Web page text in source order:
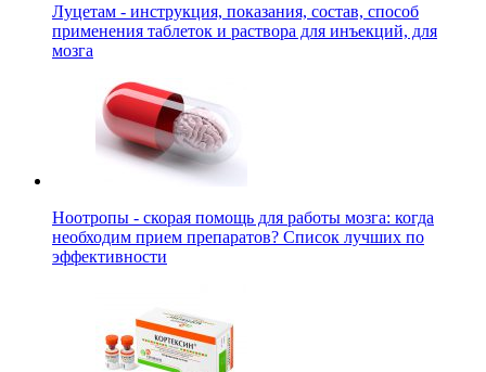
Луцетам - инструкция, показания, состав, способ
применения таблеток и раствора для инъекций, для
мозга
Ноотропы - скорая помощь для работы мозга: когда
необходим прием препаратов? Список лучших по
эффективности